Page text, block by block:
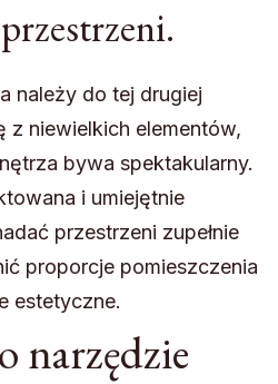
należy do tej drugiej
z niewielkich elementów,
bywa spektakularny.
i umiejętnie
przestrzeni zupełnie
proporcje pomieszczenia
estetyczne.
narzędzie